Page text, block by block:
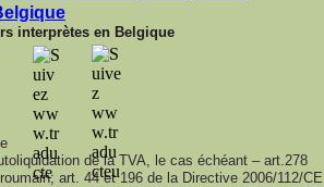
interprètes en Belgique
de la TVA, le cas échéant – art.278
art. 44 et 196 de la Directive 2006/112/CE